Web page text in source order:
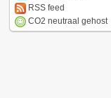
RSS feed
CO2 neutraal gehost